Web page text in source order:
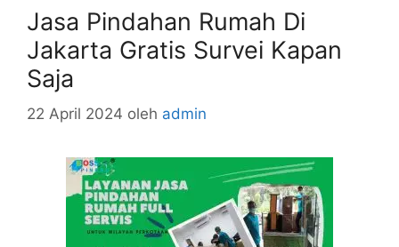
Jasa Pindahan Rumah Di
Jakarta Gratis Survei Kapan
Saja
22 April 2024 oleh admin